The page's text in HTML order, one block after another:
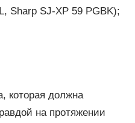
Sharp SJ-XP 59 PGBK);
которая должна
на протяжении